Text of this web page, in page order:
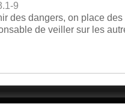
9
des dangers, on place
de veiller sur les